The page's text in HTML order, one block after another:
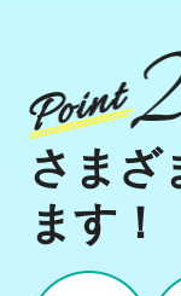
さまざ
ます！